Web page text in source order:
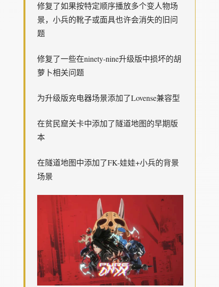
修复了如果按特定顺序播放多个变人物场
景，小兵的靴子或面具也许会消失的旧问
题
修复了一些在ninety-nine升级版中损坏的胡
萝卜相关问题
为升级版充电器场景添加了Lovense兼容型
在贫民窟关卡中添加了隧道地图的早期版
本
在隧道地图中添加了FK-娃娃+小兵的背景
场景